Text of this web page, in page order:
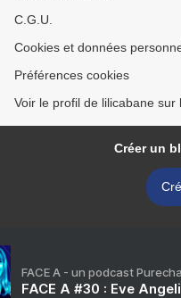
C.G.U.
Cookies et données
Préférences cookies
Voir le profil de lilicabane sur
Créer un
FACE A - un podcast
FACE A #30 : Eve